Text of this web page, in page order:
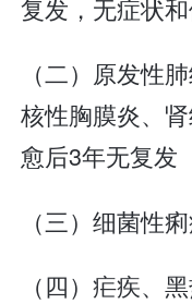
复发，无症状
（二）原发性
核性胸膜炎、
愈后3年无复发
（三）细菌性
（四）疟疾、